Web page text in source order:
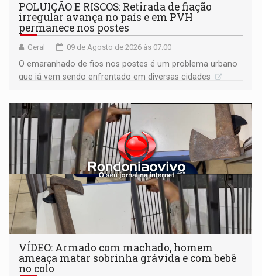
POLUIÇÃO E RISCOS: Retirada de fiação
irregular avança no país e em PVH
permanece nos postes
Geral 09 de Agosto de 2026 às 07:00
O emaranhado de fios nos postes é um problema urbano
que já vem sendo enfrentado em diversas cidades
VÍDEO: Armado com machado, homem
ameaça matar sobrinha grávida e com bebê
no colo